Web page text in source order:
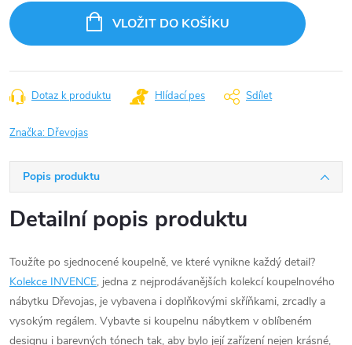
cena:
VLOŽIT DO KOŠÍKU
Dotaz k produktu Hlídací pes Sdílet
Značka: Dřevojas
Popis produktu
Detailní popis produktu
Toužíte po sjednocené koupelně, ve které vynikne každý detail?
Kolekce INVENCE, jedna z nejprodávanějších kolekcí koupelnového
nábytku Dřevojas, je vybavena i doplňkovými skříňkami, zrcadly a
vysokým regálem. Vybavte si koupelnu nábytkem v oblíbeném
designu i barevných tónech tak, aby bylo její zařízení nejen krásné,